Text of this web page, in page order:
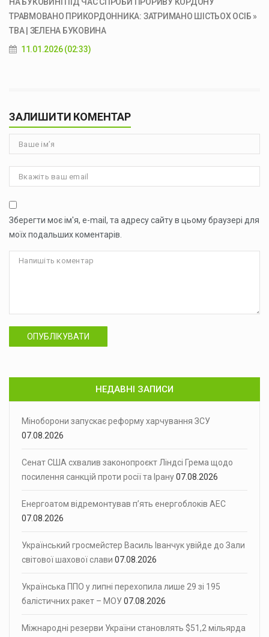
ТРАВМОВАНО ПРИКОРДОННИКА: ЗАТРИМАНО ШІСТЬОХ ОСІБ »
ТВА | ЗЕЛЕНА БУКОВИНА
11.01.2026 (02:33)
ЗАЛИШИТИ КОМЕНТАР
Зберегти моє ім'я, e-mail, та адресу сайту в цьому браузері для
моїх подальших коментарів.
ОПУБЛІКУВАТИ
НЕДАВНІ ЗАПИСИ
Міноборони запускає реформу харчування ЗСУ
07.08.2026
Сенат США схвалив законопроєкт Ліндсі Грема щодо
посилення санкцій проти росії та Ірану07.08.2026
Енергоатом відремонтував п’ять енергоблоків АЕС
07.08.2026
Український гросмейстер Василь Іванчук увійде до Зали
світової шахової слави 07.08.2026
Українська ППО у липні перехопила лише 29 зі 195
балістичних ракет – МОУ07.08.2026
Міжнародні резерви України становлять $51,2 мільярда